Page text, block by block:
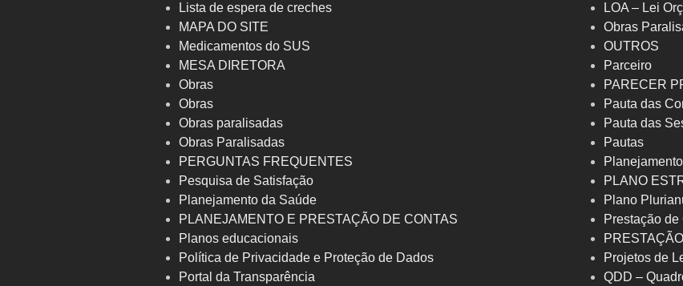
Lista de espera de creches
MAPA DO SITE
Medicamentos do SUS
MESA DIRETORA
Obras
Obras
Obras paralisadas
Obras Paralisadas
PERGUNTAS FREQUENTES
Pesquisa de Satisfação
Planejamento da Saúde
PLANEJAMENTO E PRESTAÇÃO DE CONTAS
Planos educacionais
Política de Privacidade e Proteção de Dados
Portal da Transparência
LOA – Lei
Obras
OUTROS
Parceiro
PARECER
Pauta das
Pauta das
Pautas
PLANO
Plano
Prestação de
Projetos de
QDD –